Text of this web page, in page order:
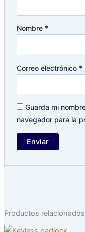
Nombre *
Correo electrónico *
Guarda mi
navegador para la
Productos relacionados